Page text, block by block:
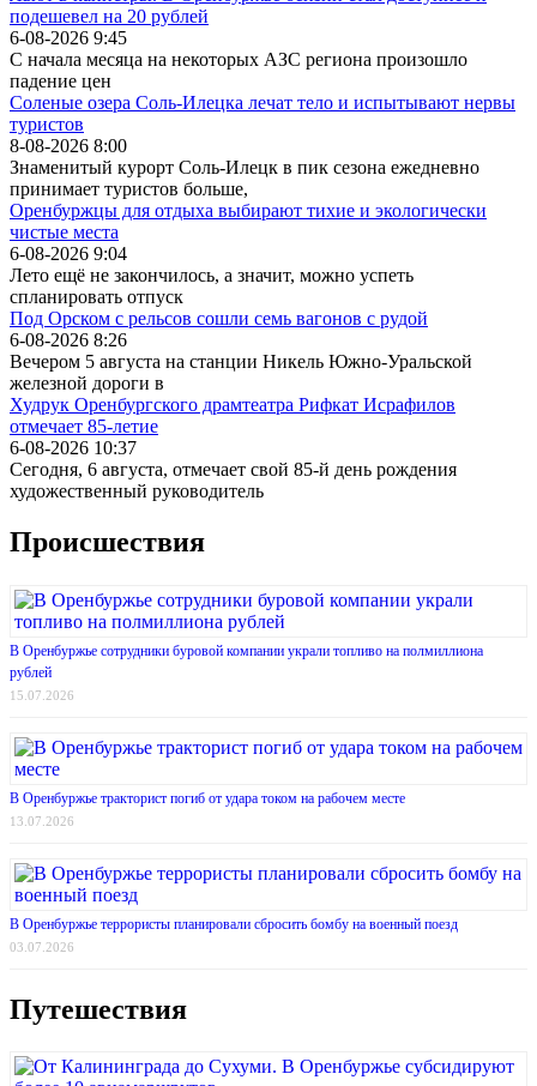
подешевел на 20 рублей
6-08-2026 9:45
С начала месяца на некоторых АЗС региона произошло
падение цен
Соленые озера Соль-Илецка лечат тело и испытывают нервы
туристов
8-08-2026 8:00
Знаменитый курорт Соль-Илецк в пик сезона ежедневно
принимает туристов больше,
Оренбуржцы для отдыха выбирают тихие и экологически
чистые места
6-08-2026 9:04
Лето ещё не закончилось, а значит, можно успеть
спланировать отпуск
Под Орском с рельсов сошли семь вагонов с рудой
6-08-2026 8:26
Вечером 5 августа на станции Никель Южно-Уральской
железной дороги в
Худрук Оренбургского драмтеатра Рифкат Исрафилов
отмечает 85-летие
6-08-2026 10:37
Сегодня, 6 августа, отмечает свой 85-й день рождения
художественный руководитель
Происшествия
В Оренбуржье сотрудники буровой компании украли топливо на полмиллиона
рублей
15.07.2026
В Оренбуржье тракторист погиб от удара током на рабочем месте
13.07.2026
В Оренбуржье террористы планировали сбросить бомбу на военный поезд
03.07.2026
Путешествия